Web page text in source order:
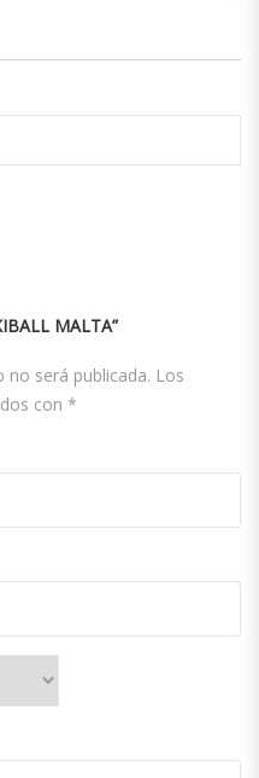
MALTA”
será publicada. Los
con *